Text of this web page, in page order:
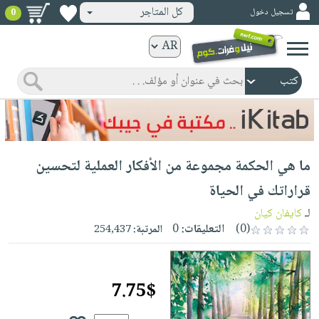
ورقية
المواضيع
صدر
حديثاً
الأكثر
مبيعاً
جوائز
شحن
مخفض
عروض
خاصة
صفحات
مشوقة
كتب
الكترونية
الرئيسية
صدر
حديثاً
الأكثر
مبيعاً
كتب
مجانية
صوتية
الصفحة
الرئيسية
masmu3
بلا
حدود
أطفال
وناشئة
الصفحةوسائل
تسجيل دخول كل المتاجر 0
ما هي الحكمة مجموعة من الأفكار العملية لتحسين
قراراتك في الحياة‎
لـكايفان كيان
(0)
التعليقات:0 المرتبة:254,437
7.75$